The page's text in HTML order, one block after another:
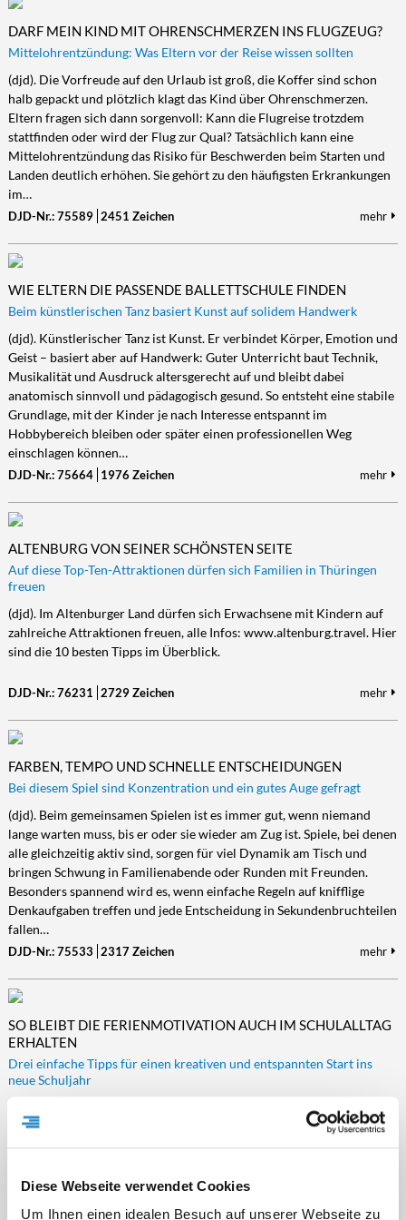
Diese Webseite verwendet Cookies
Um Ihnen einen idealen Besuch auf unserer Webseite zu
DARF MEIN KIND MIT OHRENSCHMERZEN INS FLUGZEUG?
Mittelohrentzündung: Was Eltern vor der Reise wissen sollten
(djd). Die Vorfreude auf den Urlaub ist groß, die Koffer sind schon
halb gepackt und plötzlich klagt das Kind über Ohrenschmerzen.
Eltern fragen sich dann sorgenvoll: Kann die Flugreise trotzdem
stattfinden oder wird der Flug zur Qual? Tatsächlich kann eine
Mittelohrentzündung das Risiko für Beschwerden beim Starten und
Landen deutlich erhöhen. Sie gehört zu den häufigsten Erkrankungen
im…
DJD-Nr.: 75589 2451 Zeichen mehr
WIE ELTERN DIE PASSENDE BALLETTSCHULE FINDEN
Beim künstlerischen Tanz basiert Kunst auf solidem Handwerk
(djd). Künstlerischer Tanz ist Kunst. Er verbindet Körper, Emotion und
Geist – basiert aber auf Handwerk: Guter Unterricht baut Technik,
Musikalität und Ausdruck altersgerecht auf und bleibt dabei
anatomisch sinnvoll und pädagogisch gesund. So entsteht eine stabile
Grundlage, mit der Kinder je nach Interesse entspannt im
Hobbybereich bleiben oder später einen professionellen Weg
einschlagen können…
DJD-Nr.: 75664 1976 Zeichen mehr
ALTENBURG VON SEINER SCHÖNSTEN SEITE
Auf diese Top-Ten-Attraktionen dürfen sich Familien in Thüringen
freuen
(djd). Im Altenburger Land dürfen sich Erwachsene mit Kindern auf
zahlreiche Attraktionen freuen, alle Infos: www.altenburg.travel. Hier
sind die 10 besten Tipps im Überblick.
DJD-Nr.: 76231 2729 Zeichen mehr
FARBEN, TEMPO UND SCHNELLE ENTSCHEIDUNGEN
Bei diesem Spiel sind Konzentration und ein gutes Auge gefragt
(djd). Beim gemeinsamen Spielen ist es immer gut, wenn niemand
lange warten muss, bis er oder sie wieder am Zug ist. Spiele, bei denen
alle gleichzeitig aktiv sind, sorgen für viel Dynamik am Tisch und
bringen Schwung in Familienabende oder Runden mit Freunden.
Besonders spannend wird es, wenn einfache Regeln auf knifflige
Denkaufgaben treffen und jede Entscheidung in Sekundenbruchteilen
fallen…
DJD-Nr.: 75533 2317 Zeichen mehr
SO BLEIBT DIE FERIENMOTIVATION AUCH IM SCHULALLTAG
ERHALTEN
Drei einfache Tipps für einen kreativen und entspannten Start ins
neue Schuljahr
(djd). Nach den Sommerferien starten viele Kinder mit frischer
Energie, neuen Ideen und jeder Menge Vorfreude in den Schulalltag.
Doch oft dauert es nicht lange, bis Routine, Leistungsdruck und volle
Impulse im Alltag können helfen, die Freude am Lernen länger zu